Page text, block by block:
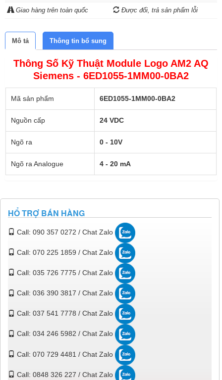
Giao hàng trên toàn quốc Được đổi, trả sản phẩm lỗi
Mô tả Thông tin bổ sung
Thông Số Kỹ Thuật Module Logo AM2 AQ
Siemens - 6ED1055-1MM00-0BA2
Mã sản phẩm 6ED1055-1MM00-0BA2
Nguồn cấp 24 VDC
Ngõ ra 0 - 10V
Ngõ ra Analogue 4 - 20 mA
HỔ TRỢ BÁN HÀNG
Call: 090 357 0272 / Chat Zalo
Call: 070 225 1859 / Chat Zalo
Call: 035 726 7775 / Chat Zalo
Call: 036 390 3817 / Chat Zalo
Call: 037 541 7778 / Chat Zalo
Call: 034 246 5982 / Chat Zalo
Call: 070 729 4481 / Chat Zalo
Call: 0848 326 227 / Chat Zalo